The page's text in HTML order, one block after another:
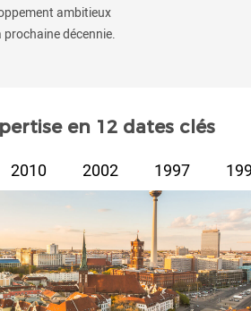
ambitieux
prochaine décennie.
en 12 dates clés
2010 2002 1997